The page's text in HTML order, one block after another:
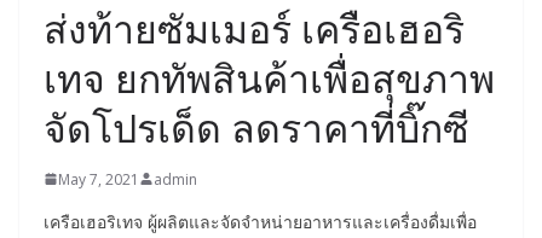
ส่งท้ายซัมเมอร์ เครือเฮอริ
เทจ ยกทัพสินค้าเพื่อสุขภาพ
จัดโปรเด็ด ลดราคาที่บิ๊กซี
May 7, 2021 admin
เครือเฮอริเทจ ผู้ผลิตและจัดจำหน่ายอาหารและเครื่องดื่มเพื่อ